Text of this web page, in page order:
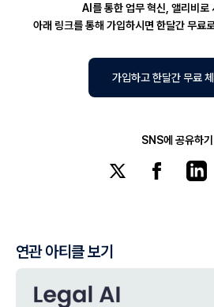
AI를 통한 업무 혁신, 앨리비로
아래 링크를 통해 가입하시면 한달간 무료
가입하고 한달간 무료 체
SNS에 공유하기
연관 아티클 보기